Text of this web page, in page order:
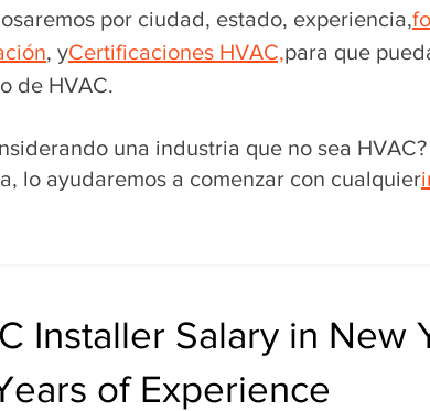
por ciudad, estado, experiencia,
, yCertificaciones HVAC,para que
de HVAC.
una industria que no sea
lo ayudaremos a comenzar con cualquier
Installer Salary in New
of Experience